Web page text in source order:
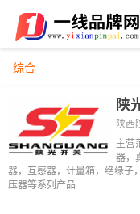
综合
陕
陕西
主营
器，
器，互感器，计量箱，绝缘子
压器等系列产品